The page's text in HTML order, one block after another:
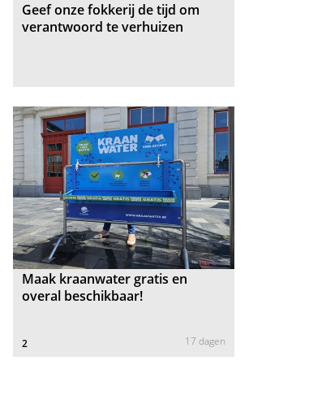
Geef onze fokkerij de tijd om
verantwoord te verhuizen
Maak kraanwater gratis en
overal beschikbaar!
2 17 dagen